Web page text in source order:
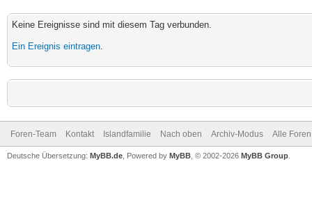
Keine Ereignisse sind mit diesem Tag verbunden.
Ein Ereignis eintragen.
Foren-Team Kontakt Islandfamilie Nach oben Archiv-Modus Alle
Deutsche Übersetzung: MyBB.de , Powered by MyBB , © 2002-2026 MyBB Group